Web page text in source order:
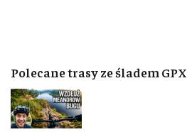
Polecane trasy ze śladem GPX